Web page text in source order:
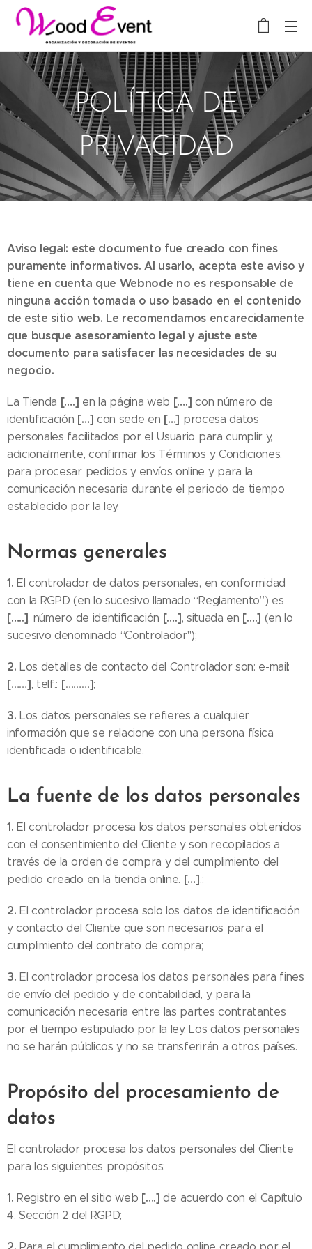
POLÍTICA DE
PRIVACIDAD
Aviso legal: este documento fue creado con fines
puramente informativos. Al usarlo, acepta este aviso y
tiene en cuenta que Webnode no es responsable de
ninguna acción tomada o uso basado en el contenido
de este sitio web. Le recomendamos encarecidamente
que busque asesoramiento legal y ajuste este
documento para satisfacer las necesidades de su
negocio.
La Tienda [….] en la página web [….] con número de
identificación […] con sede en […] procesa datos
personales facilitados por el Usuario para cumplir y,
adicionalmente, confirmar los Términos y Condiciones,
para procesar pedidos y envíos online y para la
comunicación necesaria durante el periodo de tiempo
establecido por la ley.
Normas generales
1.El controlador de datos personales, en conformidad
con la RGPD (en lo sucesivo llamado “Reglamento”) es
[…..], número de identificación [….], situada en [….] (en lo
sucesivo denominado “Controlador");
2.Los detalles de contacto del Controlador son: e-mail:
[……], telf.: [………];
3.Los datos personales se refieres a cualquier
información que se relacione con una persona física
identificada o identificable.
La fuente de los datos personales
1. El controlador procesa los datos personales obtenidos
con el consentimiento del Cliente y son recopilados a
través de la orden de compra y del cumplimiento del
pedido creado en la tienda online. […].;
2. El controlador procesa solo los datos de identificación
y contacto del Cliente que son necesarios para el
cumplimiento del contrato de compra;
3. El controlador procesa los datos personales para fines
de envío del pedido y de contabilidad, y para la
comunicación necesaria entre las partes contratantes
por el tiempo estipulado por la ley. Los datos personales
no se harán públicos y no se transferirán a otros países.
Propósito del procesamiento de
datos
El controlador procesa los datos personales del Cliente
para los siguientes propósitos:
1.Registro en el sitio web [….] de acuerdo con el Capítulo
4, Sección 2 del RGPD;